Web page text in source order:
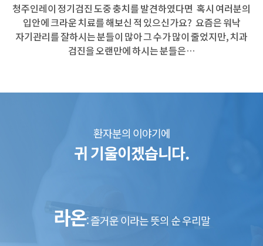
청주인레이 정기검진 도중 충치를 발견하였다면 혹시 여러분의
입안에 크라운 치료를 해보신 적 있으신가요? 요즘은 워낙
자기관리를 잘하시는 분들이 많아 그 수가 많이 줄었지만, 치과
검진을 오랜만에 하시는 분들은…
환자분의 이야기에
귀 기울이겠습니다.
라온: 즐거운 이라는 뜻의 순 우리말